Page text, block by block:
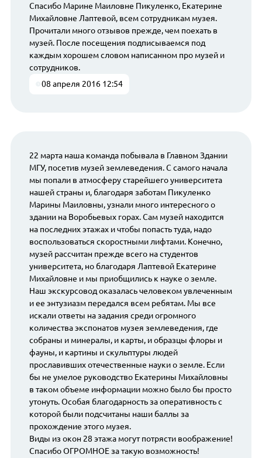
Спасибо Марине Маиловне Пикуленко, Екатерине
Михайловне Лаптевой, всем сотрудникам музея.
Прочитали много отзывов прежде, чем поехать в
музей. После посещения подписываемся под
каждым хорошем словом написанном про музей и
сотрудников.
08 апреля 2016 12:54
22 марта наша команда побывала в Главном Здании
МГУ, посетив музей землеведения. С самого начала
мы попали в атмосферу старейшего университета
нашей страны и, благодаря заботам Пикуленко
Марины Маиловны, узнали много интересного о
здании на Воробьевых горах. Сам музей находится
на последних этажах и чтобы попасть туда, надо
воспользоваться скоростными лифтами. Конечно,
музей рассчитан прежде всего на студентов
университета, но благодаря Лаптевой Екатерине
Михайловне и мы приобщились к науке о земле.
Наш экскурсовод оказалась человеком увлеченным
и ее энтузиазм передался всем ребятам. Мы все
искали ответы на задания среди огромного
количества экспонатов музея землеведения, где
собраны и минералы, и карты, и образцы флоры и
фауны, и картины и скульптуры людей
прославивших отечественные науки о земле. Если
бы не умелое руководство Екатерины Михайловны
в таком объеме информации можно было бы просто
утонуть. Особая благодарность за оперативность с
которой были подсчитаны наши баллы за
прохождение этого музея.
Виды из окон 28 этажа могут потрясти воображение!
Спасибо ОГРОМНОЕ за такую возможность!